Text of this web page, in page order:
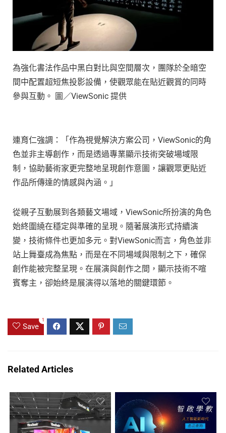
為強化書法作品中黑白對比與空間層次，團隊於全暗空
間中配置超短焦投影設備，使觀眾能在貼近觀賞的同時
參與互動。 圖／ViewSonic 提供
連育仁強調：「作為視覺解決方案公司，ViewSonic的角
色並非主導創作，而是透過專業顯示技術突破場域限
制，協助藝術家更完整地呈現創作意圖，讓觀眾更貼近
作品所傳達的情感與內涵。」
從親子互動展到各類藝文場域，ViewSonic所扮演的角色
始終圍繞在穩定與準確的呈現。隨著展演形式持續演
變，技術條件也更加多元。對ViewSonic而言，角色並非
站上舞臺成為焦點，而是在不同場域與限制之下，確保
創作能被完整呈現。在展演與創作之間，顯示技術不喧
賓奪主，卻始終是展演得以落地的關鍵環節。
Save
1
Related Articles